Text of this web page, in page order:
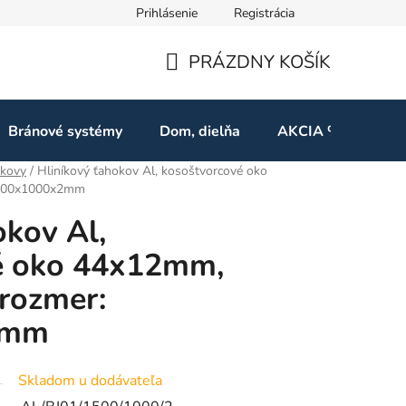
Odstúpenie od zmluvy
Prihlásenie Registrácia
KOŠÍK
PRÁZDNY KOŠÍK
Bránové systémy Dom, dielňa AKCIA %
/ Hliníkový ťahokov Al, kosoštvorcové oko
Al,
44x12mm,
Skladom u dodávateľa